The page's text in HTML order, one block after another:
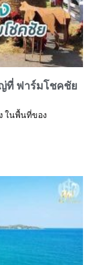
ที่ ฟาร์มโชคชัย
ในพื้นที่ของ